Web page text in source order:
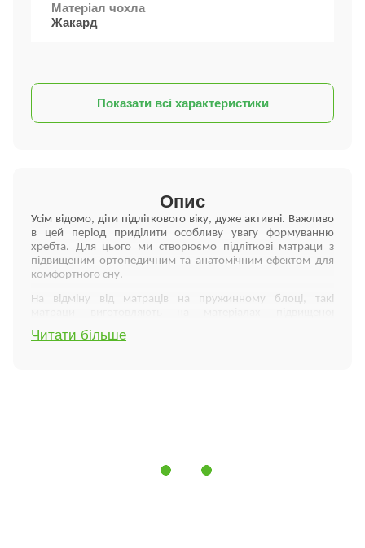
Матеріал чохла
Жакард
Показати всі характеристики
Опис
Усім відомо, діти підліткового віку, дуже активні. Важливо
в цей період приділити особливу увагу формуванню
хребта. Для цього ми створюємо підліткові матраци з
підвищеним ортопедичним та анатомічним ефектом для
комфортного сну.
На відміну від матраців на пружинному блоці, такі
пружності, які, у свою чергу, правильно розподіляють тиск
на різні частини тіла, створюють правильну анатомічну
екологічно чистий та безпечний;
Читати більше